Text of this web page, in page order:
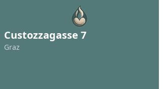
Custozzagasse 7
Graz